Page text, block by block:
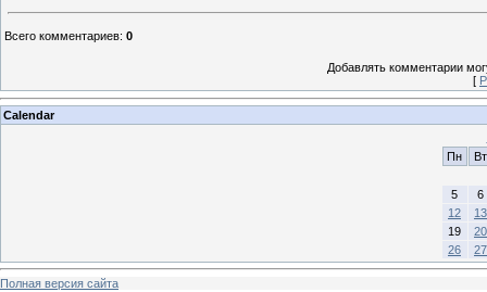
Всего комментариев: 0
Добавлять комментарии
[
Calendar
Пн
Вт
5
6
12
13
19
20
26
27
Полная версия сайта